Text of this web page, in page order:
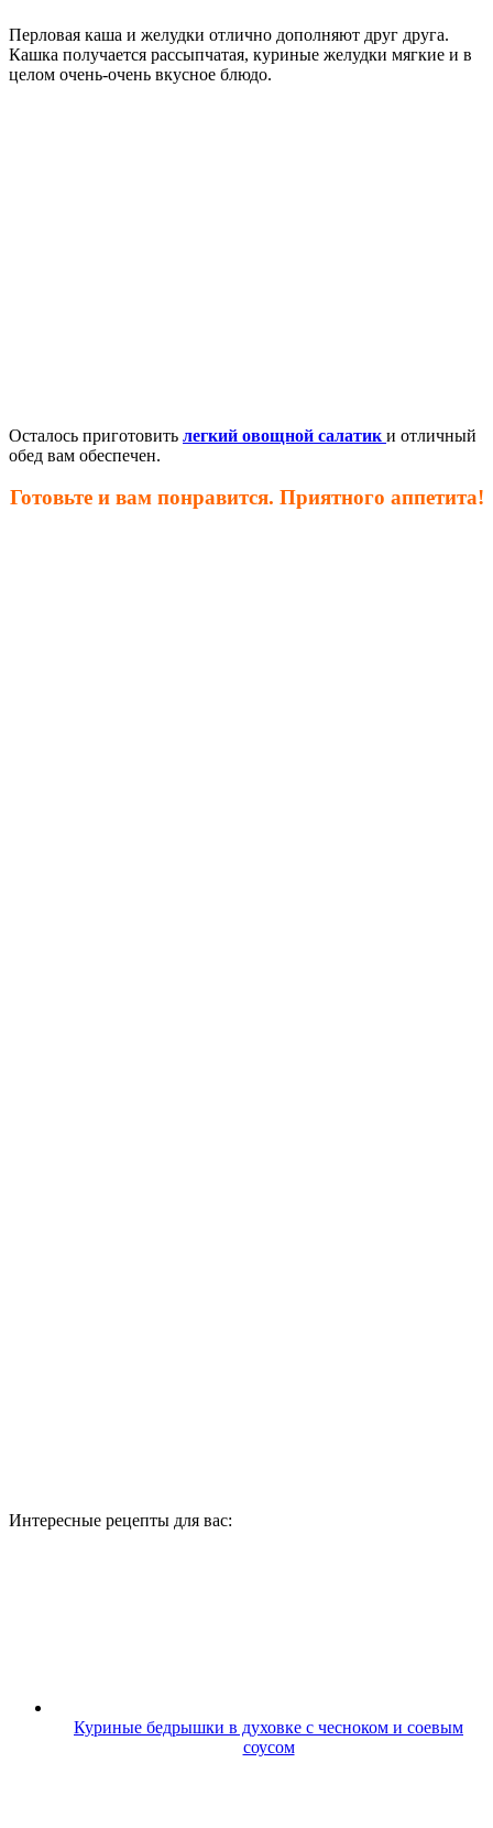
Перловая каша и желудки отлично дополняют друг друга.
Кашка получается рассыпчатая, куриные желудки мягкие и в
целом очень-очень вкусное блюдо.
Осталось приготовить легкий овощной салатик и отличный
обед вам обеспечен.
Готовьте и вам понравится. Приятного аппетита!
Интересные рецепты для вас:
Куриные бедрышки в духовке с чесноком и соевым
соусом